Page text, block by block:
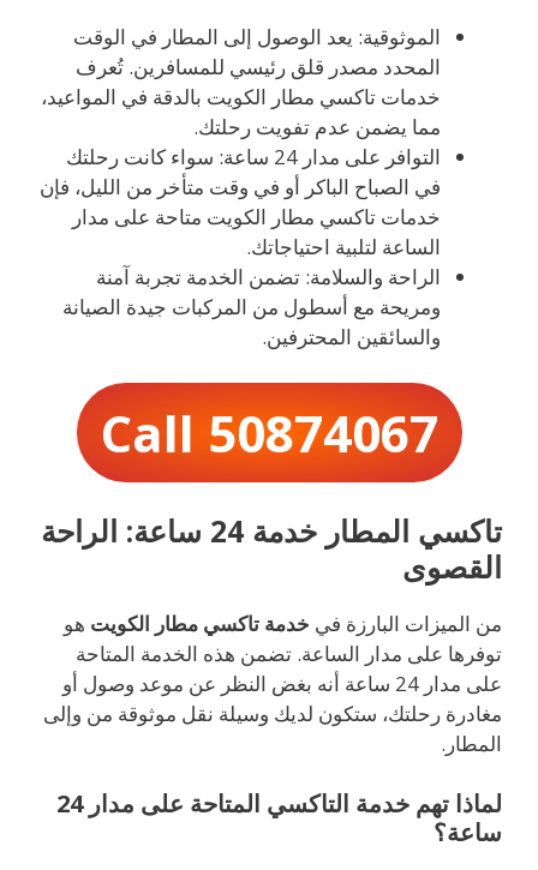
الموثوقية: يعد الوصول إلى المطار في الوقت
المحدد مصدر قلق رئيسي للمسافرين. تُعرف
خدمات تاكسي مطار الكويت بالدقة في المواعيد،
مما يضمن عدم تفويت رحلتك.
التوافر على مدار 24 ساعة: سواء كانت رحلتك
في الصباح الباكر أو في وقت متأخر من الليل، فإن
خدمات تاكسي مطار الكويت متاحة على مدار
الساعة لتلبية احتياجاتك.
الراحة والسلامة: تضمن الخدمة تجربة آمنة
ومريحة مع أسطول من المركبات جيدة الصيانة
والسائقين المحترفين.
Call 50874067
تاكسي المطار خدمة 24 ساعة: الراحة
القصوى
من الميزات البارزة في خدمة تاكسي مطار الكويت هو
توفرها على مدار الساعة. تضمن هذه الخدمة المتاحة
على مدار 24 ساعة أنه بغض النظر عن موعد وصول أو
مغادرة رحلتك، ستكون لديك وسيلة نقل موثوقة من وإلى
المطار.
لماذا تهم خدمة التاكسي المتاحة على مدار 24
ساعة؟